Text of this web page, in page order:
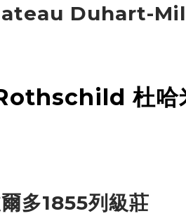
Duhart-
杜哈
多1855列級莊